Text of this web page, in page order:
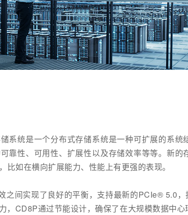
系统是一个分布式存储系统是一种可扩展的系统
靠性、可用性、扩展性以及存储效率等等。新
比如在横向扩展能力、性能上有更强的表现。
之间实现了良好的平衡，支持最新的PCIe® 5.0
，CD8P通过节能设计，确保了在大规模数据中